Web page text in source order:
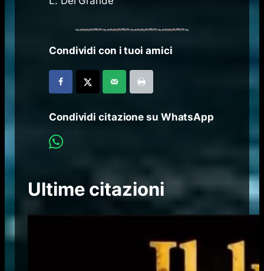
Condividi con i tuoi amici
Condividi citazione su WhatsApp
Ultime citazioni